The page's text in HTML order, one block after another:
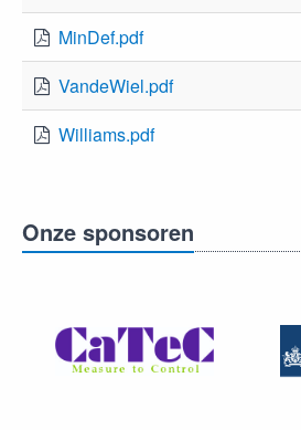
MinDef.pdf
VandeWiel.pdf
Williams.pdf
Onze sponsoren